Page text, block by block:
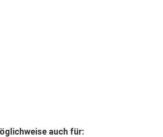
auch für: